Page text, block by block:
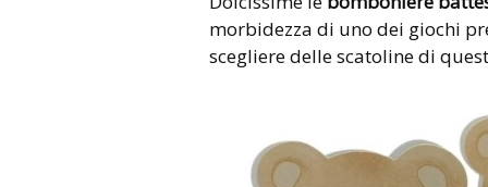
morbidezza di uno dei giochi
scegliere delle scatoline di